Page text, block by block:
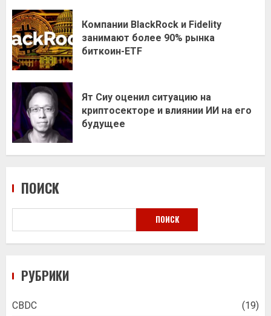
Компании BlackRock и Fidelity
занимают более 90% рынка
биткоин-ETF
Ят Сиу оценил ситуацию на
криптосекторе и влиянии ИИ на его
будущее
ПОИСК
ПОИСК
РУБРИКИ
CBDC (19)